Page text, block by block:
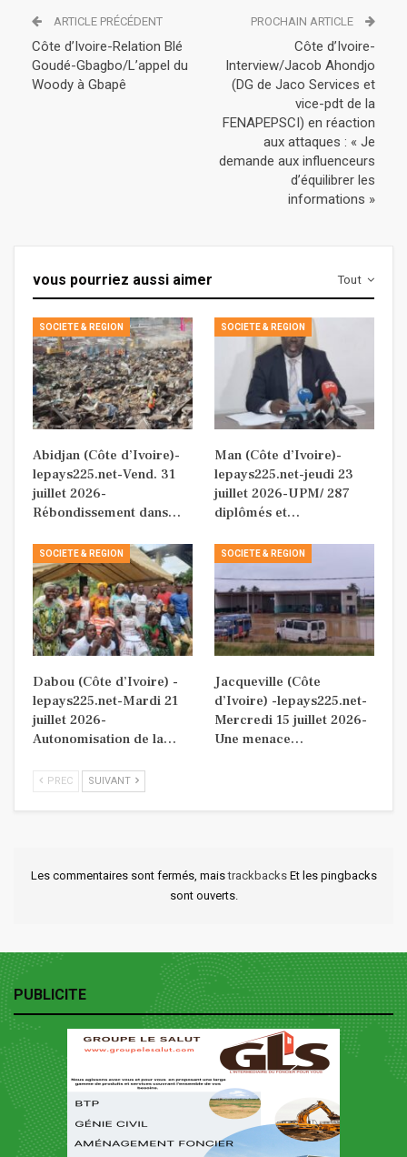
ARTICLE PRÉCÉDENT
Côte d’Ivoire-Relation Blé
Goudé-Gbagbo/L’appel du
Woody à Gbapê
PROCHAIN ARTICLE
Côte d’Ivoire-
Interview/Jacob Ahondjo
(DG de Jaco Services et
vice-pdt de la
FENAPEPSCI) en réaction
aux attaques : « Je
demande aux influenceurs
d’équilibrer les
informations »
Tout
vous pourriez aussi aimer
SOCIETE & REGION
Abidjan (Côte d’Ivoire)-
lepays225.net-Vend. 31
juillet 2026-
Rébondissement dans…
SOCIETE & REGION
Man (Côte d’Ivoire)-
lepays225.net-jeudi 23
juillet 2026-UPM/ 287
diplômés et…
SOCIETE & REGION
Dabou (Côte d’Ivoire) -
lepays225.net-Mardi 21
juillet 2026-
Autonomisation de la…
SOCIETE & REGION
Jacqueville (Côte
d’Ivoire) -lepays225.net-
Mercredi 15 juillet 2026-
Une menace…
PREC SUIVANT
Les commentaires sont fermés, maistrackbacks Et les pingbacks
sont ouverts.
PUBLICITE